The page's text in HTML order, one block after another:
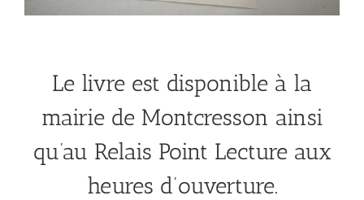
Le livre est disponible à la
mairie de Montcresson ainsi
qu’au Relais Point Lecture aux
heures d’ouverture.